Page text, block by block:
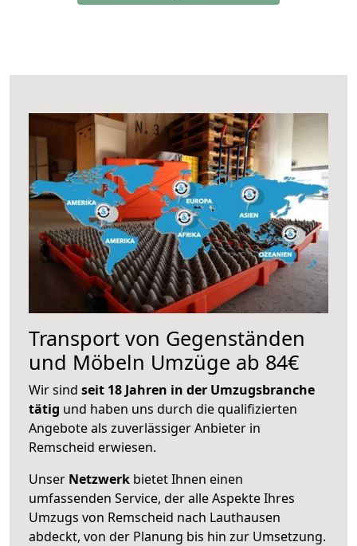
Transport von Gegenständen
und Möbeln Umzüge ab 84€
Wir sind seit 18 Jahren in der Umzugsbranche
tätig und haben uns durch die qualifizierten
Angebote als zuverlässiger Anbieter in
Remscheid erwiesen.
Unser Netzwerk bietet Ihnen einen
umfassenden Service, der alle Aspekte Ihres
Umzugs von Remscheid nach Lauthausen
abdeckt, von der Planung bis hin zur Umsetzung.